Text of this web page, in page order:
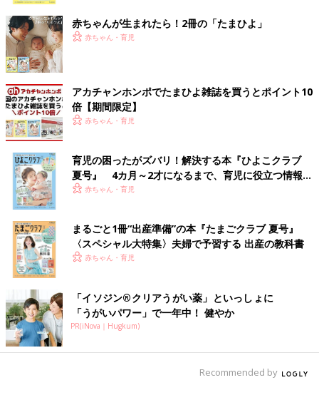
赤ちゃんが生まれたら！2冊の「たまひよ」
赤ちゃん・育児
アカチャンホンポでたまひよ雑誌を買うとポイント10
倍【期間限定】
赤ちゃん・育児
育児の困ったがズバリ！解決する本『ひよこクラブ
夏号』 4カ月～2才になるまで、育児に役立つ情報が
いっぱい！
赤ちゃん・育児
まるごと1冊“出産準備”の本『たまごクラブ 夏号』
〈スペシャル大特集〉夫婦で予習する 出産の教科書
赤ちゃん・育児
「イソジン®クリアうがい薬」といっしょに
「うがいパワー」で一年中！ 健やか
PR(iNova｜Hugkum)
Recommended by